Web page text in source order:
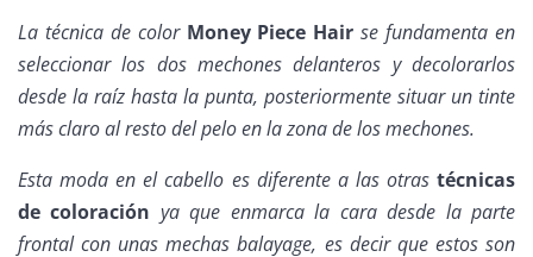
La técnica de color Money Piece Hair se fundamenta en
seleccionar los dos mechones delanteros y decolorarlos
desde la raíz hasta la punta, posteriormente situar un tinte
más claro al resto del pelo en la zona de los mechones.
Esta moda en el cabello es diferente a las otras técnicas
de coloración ya que enmarca la cara desde la parte
frontal con unas mechasbalayage, es decir que estos son